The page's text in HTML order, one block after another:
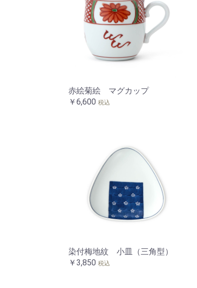
赤絵菊絵 マグカップ
￥6,600 税込
染付梅地紋 小皿（三角型）
￥3,850 税込